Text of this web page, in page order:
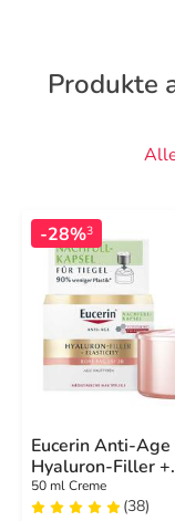
Produkte
-28%3
Eucerin Anti-Age
Hyaluron-Filler +
Elasticity Rose
50 ml Creme
(38)